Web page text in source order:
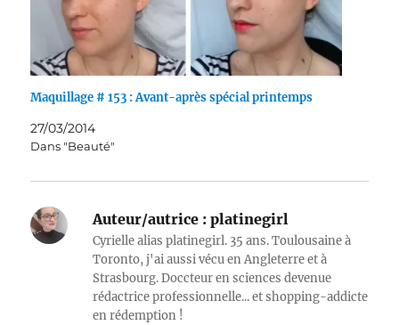
Maquillage # 153 : Avant-après spécial printemps
27/03/2014
Dans "Beauté"
Auteur/autrice : platinegirl
Cyrielle alias platinegirl. 35 ans. Toulousaine à
Toronto, j'ai aussi vécu en Angleterre et à
Strasbourg. Doccteur en sciences devenue
rédactrice professionnelle... et shopping-addicte
en rédemption !